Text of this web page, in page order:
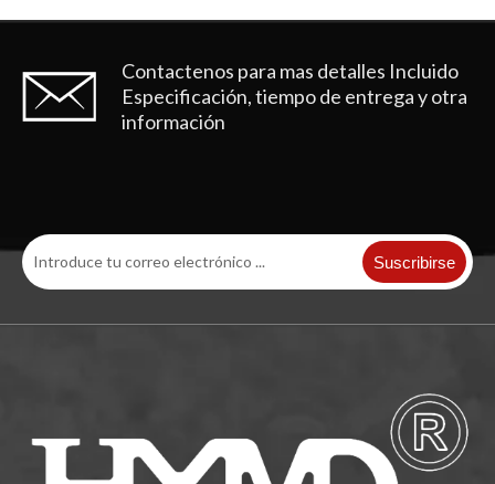
Contactenos para mas detalles Incluido
Especificación, tiempo de entrega y otra
información
Suscribirse